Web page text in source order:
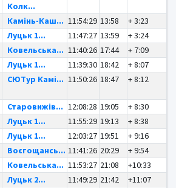
Колк...
Камінь-Каш... 11:54:29 13:58
+ 3:23
Луцьк 1... 11:47:27 13:59
+ 3:24
Ковельська... 11:40:26 17:44
+ 7:09
Луцьк 1... 11:39:30 18:42
+ 8:07
СЮТур Камі... 11:50:26 18:47 + 8:12
Старовижів... 12:08:28 19:05
+ 8:30
Луцьк 1... 11:55:29 19:13
+ 8:38
Луцьк 1... 12:03:27 19:51
+ 9:16
Воєгощансь... 11:41:26 20:29
+ 9:54
Ковельська... 11:53:27 21:08
+10:33
Луцьк 2... 11:49:29 21:42
+11:07